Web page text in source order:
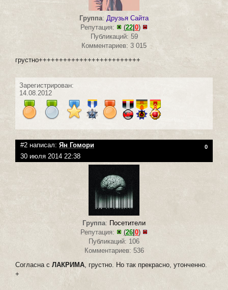
Группа: Друзья Сайта
Репутация:
(22 0)
Публикаций: 59
Комментариев: 3 015
грустно+++++++++++++++++++++++++
Зарегистрирован:
14.08.2012
#2 написал: Ян Гомори 0
30 июля 2014 22:38
Группа: Посетители
Репутация:
(26 0)
Публикаций: 106
Комментариев: 536
Согласна с ЛАКРИМА, грустно. Но так прекрасно, утонченно.
+